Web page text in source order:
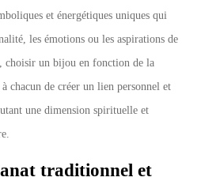
et énergétiques uniques qui
les émotions ou les aspirations de
un bijou en fonction de la
chacun de créer un lien personnel et
une dimension spirituelle et
traditionnel et